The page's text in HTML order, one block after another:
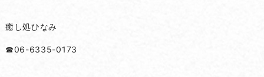
癒し処ひなみ
☎06-6335-0173